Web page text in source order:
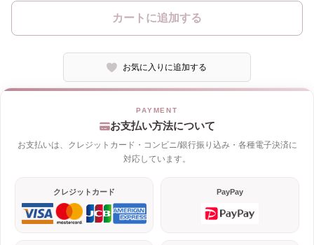
カートに追加する
お気に入りに追加する
お支払い方法について
お支払いは、クレジットカード・コンビニ/銀行振り込み・各種電子決済に
対応しています。
クレジットカード PayPay